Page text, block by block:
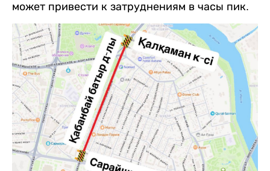
может привести к затруднениям в часы пик.